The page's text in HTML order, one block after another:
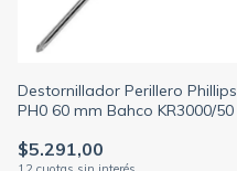
Destornillador Perillero Phillips
PH0 60 mm Bahco KR3000/50
$5.291,00